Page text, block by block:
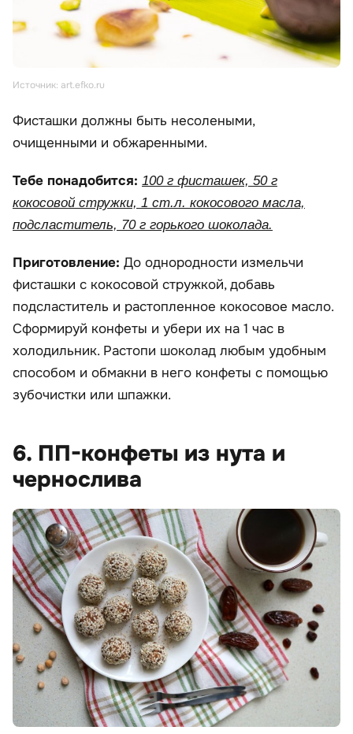
Источник: art.efko.ru
Фисташки должны быть несолеными,
очищенными и обжаренными.
Тебе понадобится: 100 г фисташек, 50 г
кокосовой стружки, 1 ст.л. кокосового масла,
подсластитель, 70 г горького шоколада.
Приготовление: До однородности измельчи
фисташки с кокосовой стружкой, добавь
подсластитель и растопленное кокосовое масло.
Сформируй конфеты и убери их на 1 час в
холодильник. Растопи шоколад любым удобным
способом и обмакни в него конфеты с помощью
зубочистки или шпажки.
6. ПП-конфеты из нута и
чернослива